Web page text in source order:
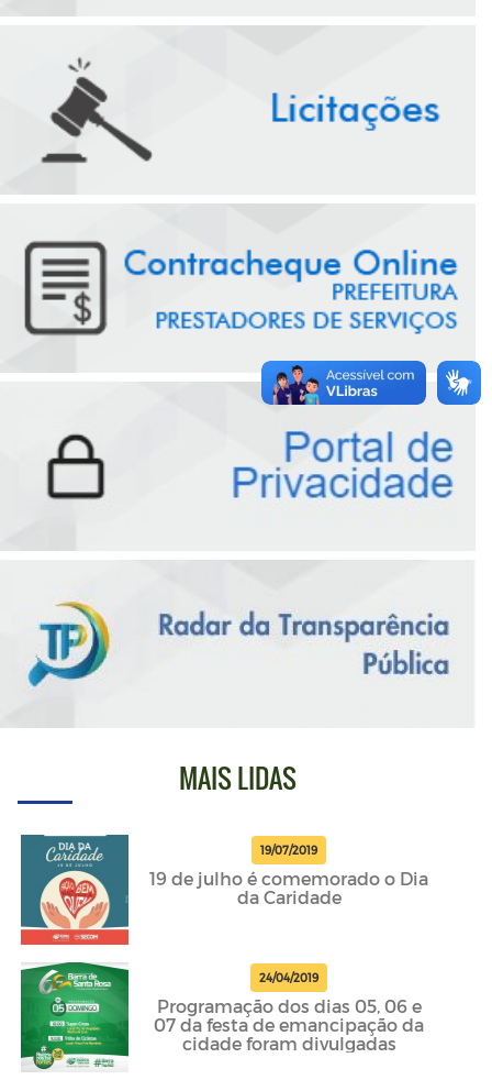
MAIS LIDAS
19/07/2019
19 de julho é comemorado o Dia
da Caridade
24/04/2019
Programação dos dias 05, 06 e
07 da festa de emancipação da
cidade foram divulgadas